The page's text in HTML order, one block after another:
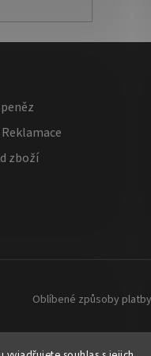
zboží
Oblíbené způsoby